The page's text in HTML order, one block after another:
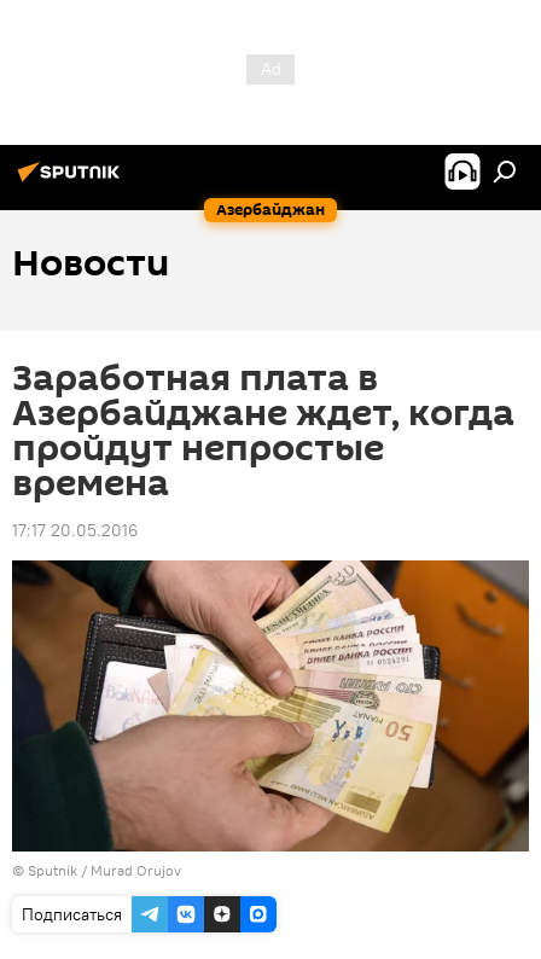
Азербайджан
Новости
Заработная плата в
Азербайджане ждет, когда
пройдут непростые
времена
17:17 20.05.2016
© Sputnik / Murad Orujov
Подписаться